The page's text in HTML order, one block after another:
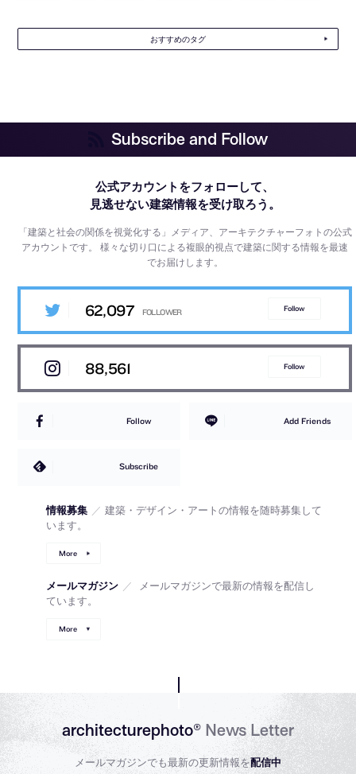
おすすめのタグ
Subscribe and Follow
公式アカウントをフォローして、
見逃せない建築情報を受け取ろう。
「建築と社会の関係を視覚化する」メディア、アーキテクチャーフォトの公式
アカウントです。様々な切り口による複眼的視点で建築に関する情報を最速
でお届けします。
62,097 Follow
88,561 Follow
Follow Add Friends
Subscribe
情報募集 ／ 建築・デザイン・アートの情報を随時募集して
います。
More
メールマガジン ／
メールマガジンで最新の情報を配信し
ています。
More
architecturephoto®News Letter
メールマガジンでも最新の更新情報を配信中